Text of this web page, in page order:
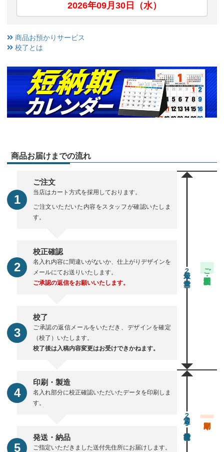
2026年09月30日（水）
商品お預かりサービス
校了とは
商品お届けまでの流れ
ご注文
当店はカート方式を採用しております。
ご注文いただいた内容をスタッフが確認いたしま
す。
校正確認
名入れ内容に間違いがないか、仕上がりデザインを
メールにてお送りいたします。
ご承認の返信をお願いいたします。
校了
ご承認の返信メールをいただき、デザインを確定
（校了）いたします。
校了後は入稿内容変更はお受けできかねます。
2 ご注文・校正期間
印刷・製造
名入れ部分に校正確認いただいたデータを印刷しま
す。
発送・納品
ご指定いただきました送付先住所にお届けします。
通常29営業日後出荷